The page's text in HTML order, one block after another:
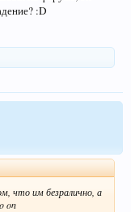
:D
что им безралично, а
on